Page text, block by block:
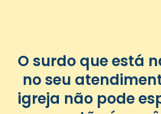
O surdo que está
no seu
igreja não pode